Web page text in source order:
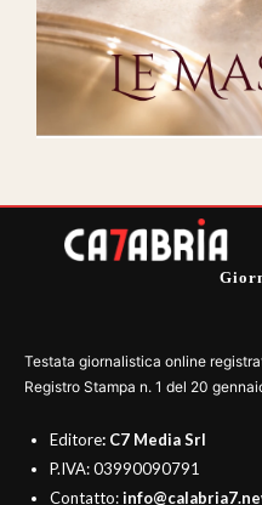
Testata giornalistica online
Registro Stampa n. 1 del 20
Editore: C7 Media Srl
P.IVA: 03990090791
Contatto: